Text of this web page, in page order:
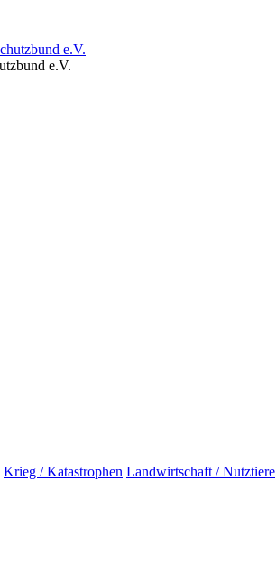
e.V.
Krieg / Katastrophen Landwirtschaft / Nutztiere